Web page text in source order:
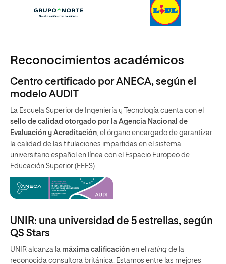
Reconocimientos académicos
Centro certificado por ANECA, según el
modelo AUDIT
La Escuela Superior de Ingeniería y Tecnología cuenta con el
sello de calidad otorgado por la Agencia Nacional de
Evaluación y Acreditación , el órgano encargado de garantizar
la calidad de las titulaciones impartidas en el sistema
universitario español en línea con el Espacio Europeo de
Educación Superior (EEES).
UNIR: una universidad de 5 estrellas, según
QS Stars
UNIR alcanza la máxima calificación en el rating de la
reconocida consultora británica. Estamos entre las mejores